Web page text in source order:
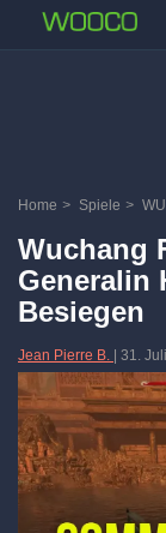
Home > Spiele >
Wuchang
Generalin
Besiegen
Jean Pierre B. 31.